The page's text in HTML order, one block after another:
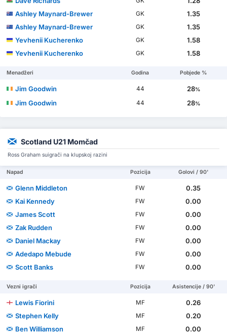
Ashley Maynard-Brewer
GK
1.35
Ashley Maynard-Brewer
GK
1.35
Yevhenii Kucherenko
GK
1.58
Yevhenii Kucherenko
GK 1.58
Menadžeri Godina Pobjede %
Jim Goodwin 44 28%
Jim Goodwin 44 28%
Scotland U21 Momčad
Ross Graham suigrači na klupskoj razini
Napad Pozicija Golovi / 90'
Glenn Middleton FW
0.35
Kai Kennedy
FW
0.00
James Scott
FW
0.00
Zak Rudden
FW
0.00
Daniel Mackay
FW
0.00
Adedapo Mebude
FW
0.00
Scott Banks
FW 0.00
Vezni igrači Pozicija Asistencije / 90'
Lewis Fiorini MF
0.26
Stephen Kelly
MF
0.20
Ben Williamson
MF
0.00